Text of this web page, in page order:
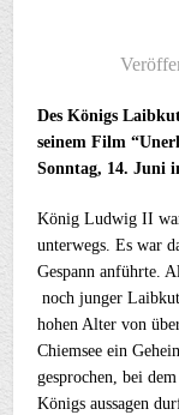
Des Königs
seinem Film
Sonntag, 14. Juni
König Ludwig II
unterwegs. Es war
Gespann anführte.
noch junger
hohen Alter von
Chiemsee ein
gesprochen, bei
Königs aussagen